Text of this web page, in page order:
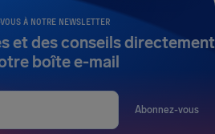
À NOTRE NEWSLETTER
et des conseils directement
boîte e-mail
Abonnez-vous